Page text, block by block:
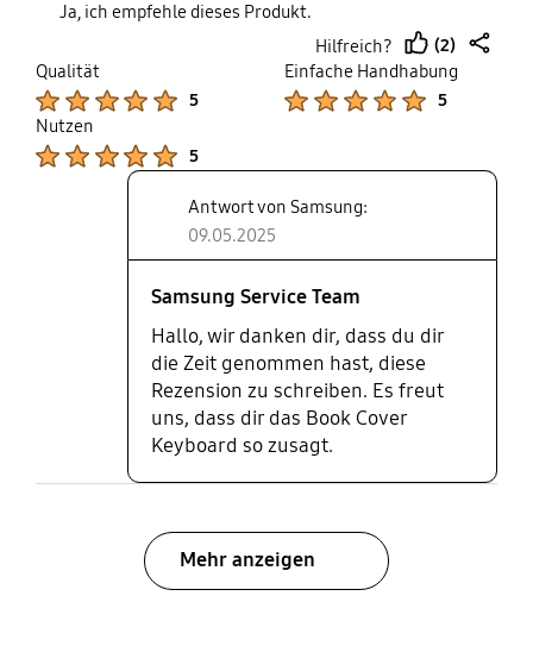
dachte ich, das wäre so ein Gimmick, das ich eh
nicht brauche – aber mittlerweile nutze ich es
ständig. Ich kann die Tastatur einfach mit meinem
Galaxy S25 Ultra verbinden, ohne groß was
umstellen zu müssen. Wenn ich am Tablet arbeite
und auf dem Handy eine Nachricht reinkommt,
tippe ich die Antwort einfach direkt über die
Tastatur. Klingt banal, aber im Alltag macht das
richtig was aus – besonders, wenn man viel
zwischen den Geräten wechselt.Der einzige
wirkliche Nachteil: Die Tastatur hat keine
Hintergrundbeleuchtung. Abends oder bei
schwachem Licht merkt man das schon. Aber
abgesehen davon bin ich echt zufrieden damit.
Ja, ich empfehle dieses Produkt.
Hilfreich?
thumb
up
(2)
Qualität
5
Einfache Handhabung
5
Nutzen
5
Antwort von Samsung:
09.05.2025
Samsung Service Team
Hallo, wir danken dir, dass du dir
die Zeit genommen hast, diese
Rezension zu schreiben. Es freut
uns, dass dir das Book Cover
Keyboard so zusagt.
Mehr anzeigen